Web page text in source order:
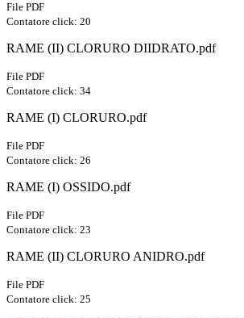
File PDF
Contatore click: 20
RAME (II) CLORURO DIIDRATO.pdf
File PDF
Contatore click: 34
RAME (I) CLORURO.pdf
File PDF
Contatore click: 26
RAME (I) OSSIDO.pdf
File PDF
Contatore click: 23
RAME (II) CLORURO ANIDRO.pdf
File PDF
Contatore click: 25